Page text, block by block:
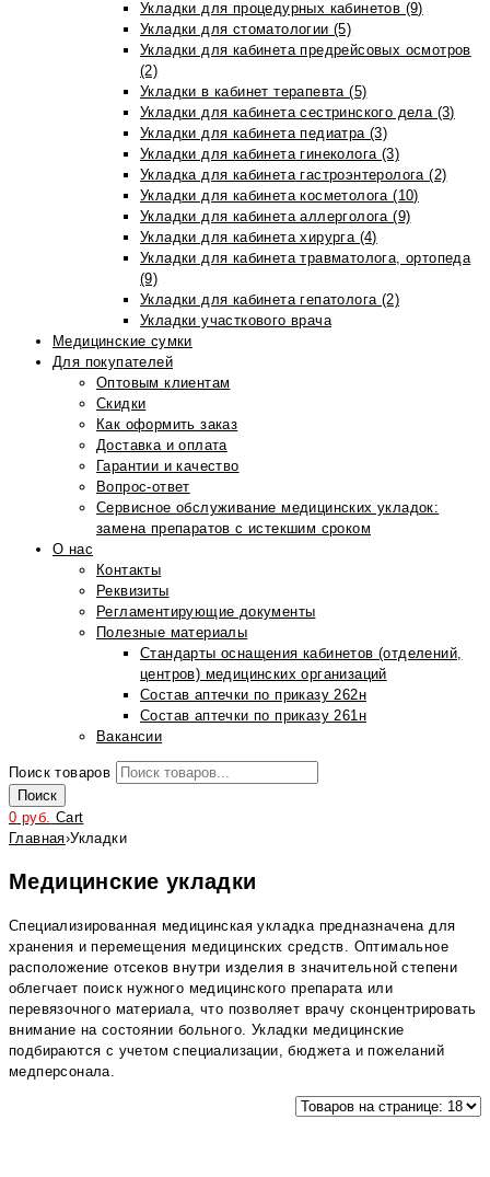
Укладки для процедурных кабинетов (9)
Укладки для стоматологии (5)
Укладки для кабинета предрейсовых осмотров
(2)
Укладки в кабинет терапевта (5)
Укладки для кабинета сестринского дела (3)
Укладки для кабинета педиатра (3)
Укладки для кабинета гинеколога (3)
Укладка для кабинета гастроэнтеролога (2)
Укладки для кабинета косметолога (10)
Укладки для кабинета аллерголога (9)
Укладки для кабинета хирурга (4)
Укладки для кабинета травматолога, ортопеда
(9)
Укладки для кабинета гепатолога (2)
Укладки участкового врача
Медицинские сумки
Для покупателей
Оптовым клиентам
Скидки
Как оформить заказ
Доставка и оплата
Гарантии и качество
Вопрос-ответ
Сервисное обслуживание медицинских укладок:
замена препаратов с истекшим сроком
О нас
Контакты
Реквизиты
Регламентирующие документы
Полезные материалы
Стандарты оснащения кабинетов (отделений,
центров) медицинских организаций
Состав аптечки по приказу 262н
Состав аптечки по приказу 261н
Вакансии
Поиск товаров
Поиск
0 руб. Cart
Главная›Укладки
Медицинские укладки
Специализированная медицинская укладка предназначена для
хранения и перемещения медицинских средств. Оптимальное
расположение отсеков внутри изделия в значительной степени
облегчает поиск нужного медицинского препарата или
перевязочного материала, что позволяет врачу сконцентрировать
внимание на состоянии больного. Укладки медицинские
подбираются с учетом специализации, бюджета и пожеланий
медперсонала.